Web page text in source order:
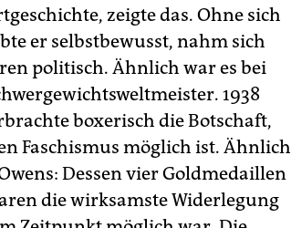
zeigte das. Ohne sich
er selbstbewusst, nahm sich
politisch. Ähnlich war es bei
1938
boxerisch die Botschaft,
Faschismus möglich ist. Ähnlich
Dessen vier Goldmedaillen
die wirksamste Widerlegung